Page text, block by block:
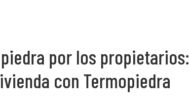
por los propietarios:
con Termopiedra